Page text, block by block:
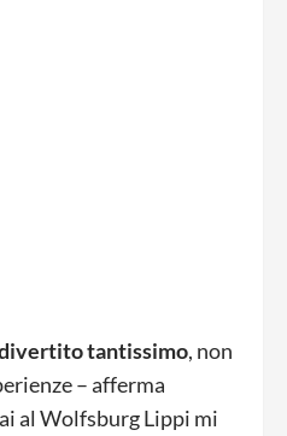
tantissimo, non
– afferma
al Wolfsburg Lippi mi